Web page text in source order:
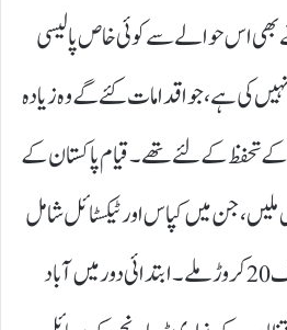
اس حوالے سے کوئی خاص پالیسی
کی ہے، جو اقدامات کئے گے وہ زیادہ
تحفظ کے لئے تھے۔ قیام پاکستان کے
صنعتیں ملیں، جن میں کپاس اور ٹیکسٹائل شامل
تھیں، 75کروڑ میں نے صرف 20کروڑ ملے۔ ابتدائی دور میں آباد